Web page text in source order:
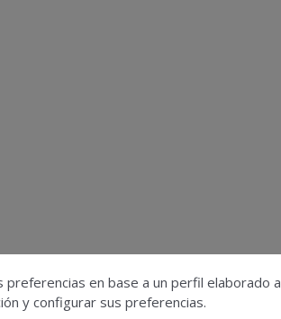
en base a un perfil elaborado a
y configurar sus preferencias.